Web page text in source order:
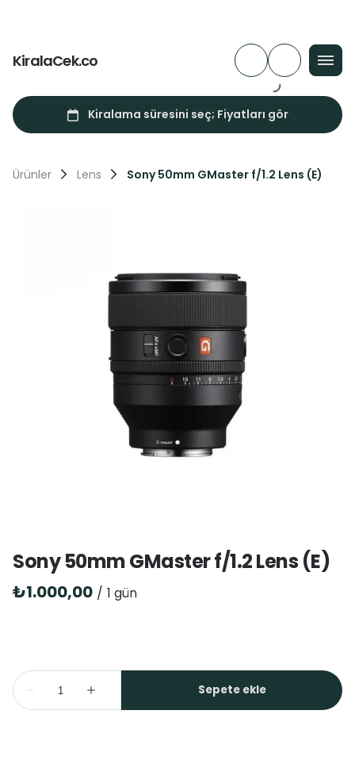
KiralaCek.co
Ürünler Lens Sony 50mm GMaster f/1.2 Lens (E)
Sony 50mm GMaster f/1.2 Lens (E)
/